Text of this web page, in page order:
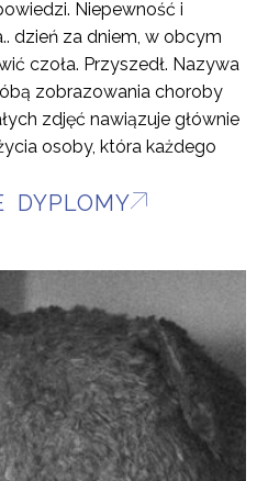
Niepewność i
dzień za dniem, w obcym
czoła. Przyszedł. Nazywa
zobrazowania choroby
zdjęć nawiązuje głównie
osoby, która każdego
DYPLOMY